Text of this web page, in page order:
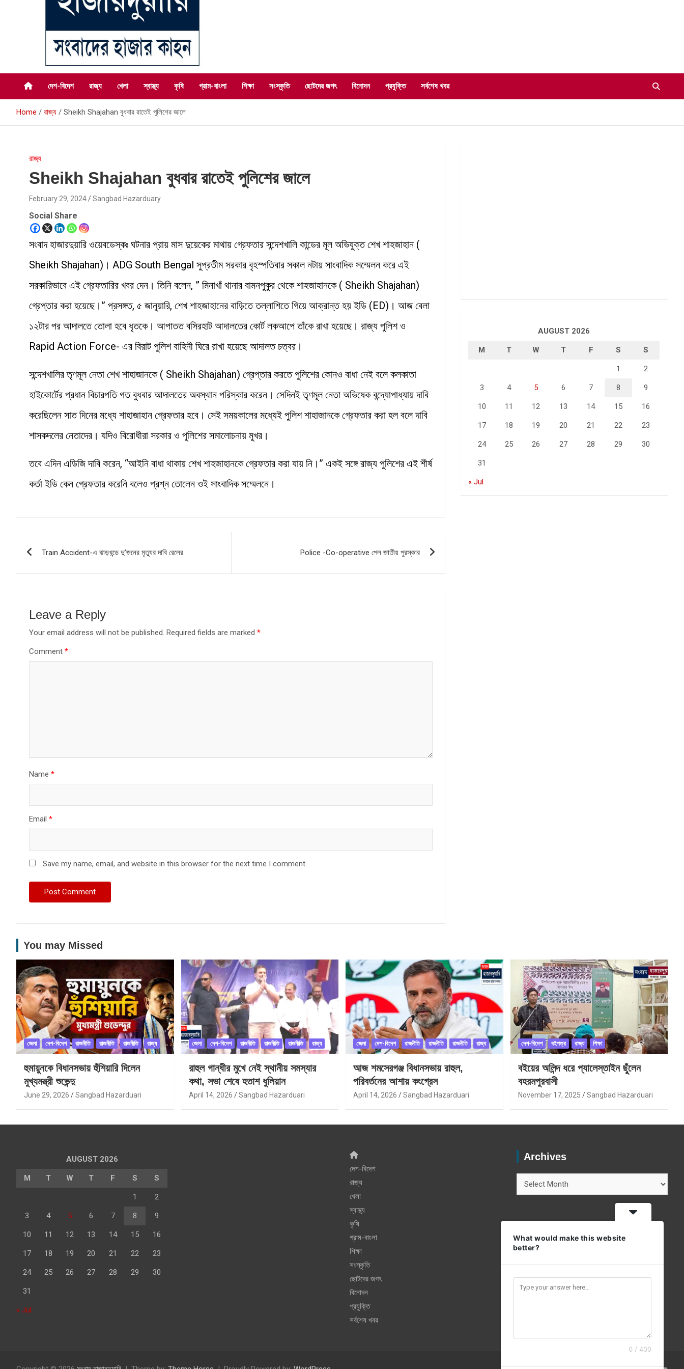
সংবাদ হাজারদুয়ারি
সংবাদের হাজার কাহন
দেশ-বিদেশ
রাজ্য খেলা স্বাস্থ্য কৃষি গ্রাম-বাংলা শিক্ষা সংস্কৃতি ছোটদের জগৎ বিনোদন প্রযুক্তি সর্বশেষ খবর
Home রাজ্য Sheikh Shajahan বুধবার রাতেই পুলিশের জালে
রাজ্য
Sheikh Shajahan বুধবার রাতেই পুলিশের জালে
February 29, 2024 Sangbad Hazarduary
Social Share
সংবাদ হাজারদুয়ারি ওয়েবডেস্কঃ ঘটনার প্রায় মাস দুয়েকের মাথায় গ্রেফতার সন্দেশখালি কান্ডের মূল অভিযুক্ত শেখ শাহজাহান (
Sheikh Shajahan)। ADG South Bengal সুপ্রতীম সরকার বৃহস্পতিবার সকাল নটায় সাংবাদিক সম্মেলন করে এই
সরকারিভাবে এই গ্রেফতারির খবর দেন। তিনি বলেন, ” মিনাখাঁ থানার বামনপুকুর থেকে শাহজাহানকে ( Sheikh Shajahan)
গ্রেপ্তার করা হয়েছে।” প্রসঙ্গত, ৫ জানুয়ারি, শেখ শাহজাহানের বাড়িতে তল্লাশিতে গিয়ে আক্রান্ত হয় ইডি (ED)। আজ বেলা
১২টার পর আদালতে তোলা হবে ধৃতকে। আপাতত বসিরহাট আদালতের কোর্ট লকআপে তাঁকে রাখা হয়েছে। রাজ্য পুলিশ ও
Rapid Action Force- এর বিরাট পুলিশ বাহিনী ঘিরে রাখা হয়েছে আদালত চত্বর।
সন্দেশখালির তৃণমূল নেতা শেখ শাহাজানকে ( Sheikh Shajahan) গ্রেপ্তার করতে পুলিশের কোনও বাধা নেই বলে কলকাতা
হাইকোর্টের প্রধান বিচারপতি গত বুধবার আদালতের অবস্থান পরিস্কার করেন। সেদিনই তৃণমূল নেতা অভিষেক বন্দ্যোপাধ্যায় দাবি
করেছিলেন সাত দিনের মধ্যে শাহাজাহান গ্রেফতার হবে। সেই সময়কালের মধ্যেই পুলিশ শাহাজানকে গ্রেফতার করা হল বলে দাবি
শাসকদলের নেতাদের। যদিও বিরোধীরা সরকার ও পুলিশের সমালোচনায় মুখর।
তবে এদিন এডিজি দাবি করেন, “আইনি বাধা থাকায় শেখ শাহজাহানকে গ্রেফতার করা যায় নি।” একই সঙ্গে রাজ্য পুলিশের এই শীর্ষ
কর্তা ইডি কেন গ্রেফতার করেনি বলেও প্রশ্ন তোলেন ওই সাংবাদিক সম্মেলনে।
Train Accident-এ ঝাড়খন্ডে দু’জনের মৃত্যুর দাবি রেলের Police -Co-operative পেল জাতীয় পুরস্কার
Leave a Reply
Your email address will not be published. Required fields are marked *
Comment *
Name *
Email *
Save my name, email, and website in this browser for the next time I comment.
AUGUST 2026
M T W T F S S
1 2
3 4 5 6 7 8 9
10 11 12 13 14 15 16
17 18 19 20 21 22 23
24 25 26 27 28 29 30
31
« Jul
You may Missed
জেলা দেশ-বিদেশ রাজনীতি রাজনীতি রাজনীতি রাজ্য
হুমায়ুনকে বিধানসভায় হুঁশিয়ারি দিলেন
মুখ্যমন্ত্রী শুভেন্দু
June 29, 2026 Sangbad Hazarduari
জেলা দেশ-বিদেশ রাজনীতি রাজনীতি রাজনীতি রাজ্য
রাহুল গান্ধীর মুখে নেই স্থানীয় সমস্যার
কথা, সভা শেষে হতাশ ধুলিয়ান
April 14, 2026 Sangbad Hazarduari
জেলা দেশ-বিদেশ রাজনীতি রাজনীতি রাজনীতি রাজ্য
আজ শমসেরগঞ্জ বিধানসভায় রাহুল,
পরিবর্তনের আশায় কংগ্রেস
April 14, 2026 Sangbad Hazarduari
দেশ-বিদেশ বইপত্র রাজ্য শিক্ষা
বইয়ের অলিন্দ ধরে প্যালেস্তাইন ছুঁলেন
বহরমপুরবাসী
November 17, 2025 Sangbad Hazarduari
AUGUST 2026
M T W T F S S
1 2
3 4 5 6 7 8 9
10 11 12 13 14 15 16
17 18 19 20 21 22 23
24 25 26 27 28 29 30
31
« Jul
দেশ-বিদেশ
রাজ্য
খেলা
স্বাস্থ্য
কৃষি
গ্রাম-বাংলা
শিক্ষা
সংস্কৃতি
ছোটদের জগৎ
বিনোদন
প্রযুক্তি
সর্বশেষ খবর
Archives
What would make this website
better?
0 / 400